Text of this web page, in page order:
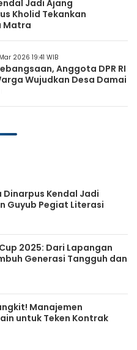
Jadi Ajang
Kholid Tekankan
Matra
2026 19:41 WIB
Anggota DPR RI
Wujudkan Desa Damai
Dinarpus Kendal Jadi
Guyub Pegiat Literasi
2025: Dari Lapangan
Generasi Tangguh dan
Manajemen
untuk Teken Kontrak